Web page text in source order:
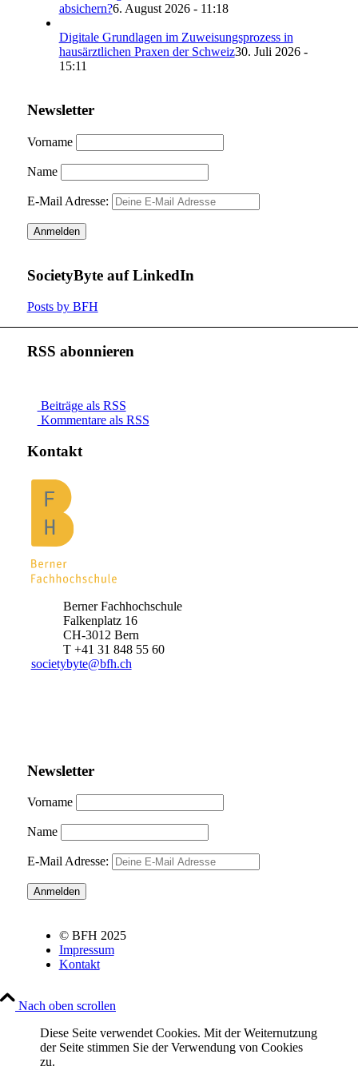
absichern?6. August 2026 - 11:18
Digitale Grundlagen im Zuweisungsprozess in
hausärztlichen Praxen der Schweiz30. Juli 2026 -
15:11
Newsletter
Vorname
Name
E-Mail Adresse:
SocietyByte auf LinkedIn
Posts by BFH
RSS abonnieren
Beiträge als RSS
Kommentare als RSS
Kontakt
Berner Fachhochschule
Falkenplatz 16
CH-3012 Bern
T +41 31 848 55 60
societybyte@bfh.ch
Newsletter
Vorname
Name
E-Mail Adresse:
© BFH 2025
Impressum
Kontakt
Nach oben scrollen
Diese Seite verwendet Cookies. Mit der Weiternutzung
der Seite stimmen Sie der Verwendung von Cookies
zu.